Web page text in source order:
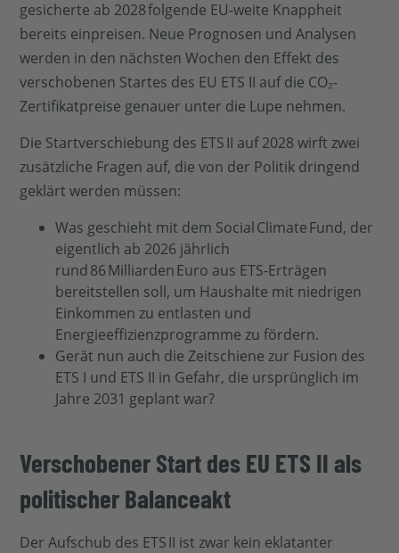
gesicherte ab 2028 folgende EU-weite Knappheit
bereits einpreisen. Neue Prognosen und Analysen
werden in den nächsten Wochen den Effekt des
verschobenen Startes des EU ETS II auf die CO₂-
Zertifikatpreise genauer unter die Lupe nehmen.
Die Startverschiebung des ETS II auf 2028 wirft zwei
zusätzliche Fragen auf, die von der Politik dringend
geklärt werden müssen:
Was geschieht mit dem Social Climate Fund, der
eigentlich ab 2026 jährlich
rund 86 Milliarden Euro aus ETS-Erträgen
bereitstellen soll, um Haushalte mit niedrigen
Einkommen zu entlasten und
Energieeffizienzprogramme zu fördern.
Gerät nun auch die Zeitschiene zur Fusion des
ETS I und ETS II in Gefahr, die ursprünglich im
Jahre 2031 geplant war?
Verschobener Start des EU ETS II als
politischer Balanceakt
Der Aufschub des ETS II ist zwar kein eklatanter